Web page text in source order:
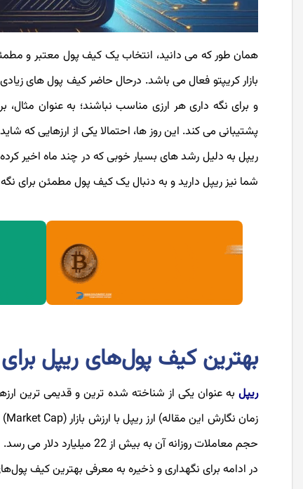
همان طور که می دانید، انتخاب یک کیف پول معتبر و
بازار کریپتو فعال می باشد. درحال حاضر کیف پول های
و برای نگه داری هر ارزی مناسب نباشند؛ به عنوان مثال،
ریپل به دلیل رشد های بسیار خوبی که در چند ماه اخیر
شما نیز ریپل دارید و به دنبال یک کیف پول مطمئن برای نگه
بهترین کیف پول‌های ریپل برای
ریپل به عنوان یکی از شناخته شده ترین و قدیمی ترین
حجم معاملات روزانه آن به بیش از 22 میلیارد دلار می رسد.
در ادامه برای نگهداری و ذخیره به معرفی بهترین کیف